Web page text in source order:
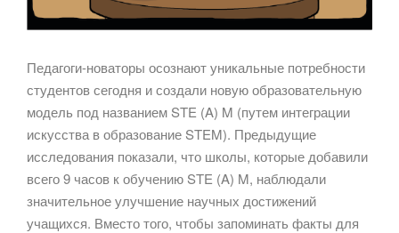
Педагоги-новаторы осознают уникальные потребности
студентов сегодня и создали новую образовательную
модель под названием STE (A) M (путем интеграции
искусства в образование STEM). Предыдущие
исследования показали, что школы, которые добавили
всего 9 часов к обучению STE (A) M, наблюдали
значительное улучшение научных достижений
учащихся. Вместо того, чтобы запоминать факты для